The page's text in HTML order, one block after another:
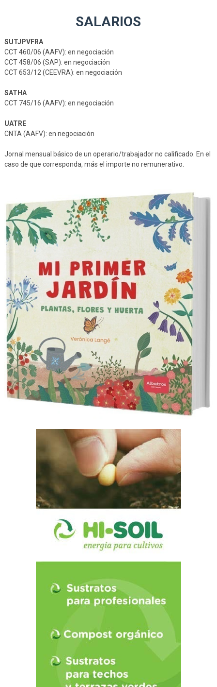
SALARIOS
SUTJPVFRA
CCT 460/06 (AAFV): en negociación
CCT 458/06 (SAP): en negociación
CCT 653/12 (CEEVRA): en negociación
SATHA
CCT 745/16 (AAFV): en negociación
UATRE
CNTA (AAFV): en negociación
Jornal mensual básico de un operario/trabajador no calificado. En el
caso de que corresponda, más el importe no remunerativo.